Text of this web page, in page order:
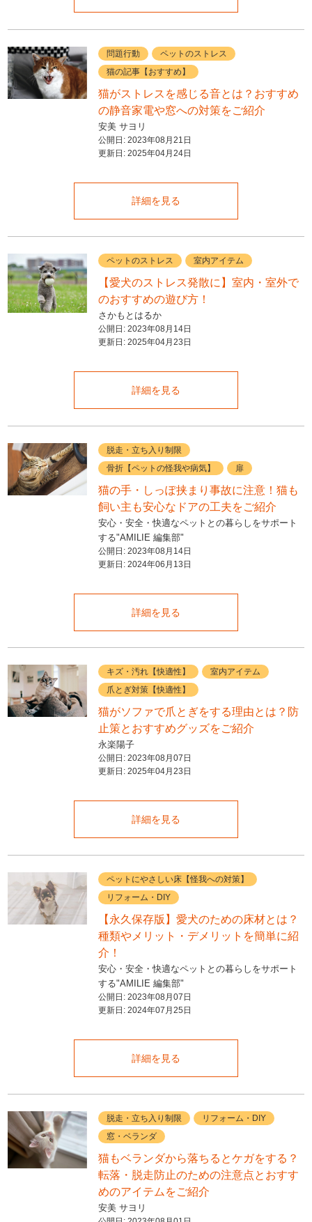
問題行動
ペットのストレス
猫の記事【おすすめ】
猫がストレスを感じる音とは？おすすめ
の静音家電や窓への対策をご紹介
安美 サヨリ
公開日: 2023年08月21日
更新日: 2025年04月24日
詳細を見る
ペットのストレス 室内アイテム
【愛犬のストレス発散に】室内・室外で
のおすすめの遊び方！
さかもとはるか
公開日: 2023年08月14日
更新日: 2025年04月23日
詳細を見る
脱走・立ち入り制限
骨折【ペットの怪我や病気】
扉
猫の手・しっぽ挟まり事故に注意！猫も
飼い主も安心なドアの工夫をご紹介
安心・安全・快適なペットとの暮らしをサポート
する"AMILIE 編集部"
公開日: 2023年08月14日
更新日: 2024年06月13日
詳細を見る
キズ・汚れ【快適性】
室内アイテム
爪とぎ対策【快適性】
猫がソファで爪とぎをする理由とは？防
止策とおすすめグッズをご紹介
永楽陽子
公開日: 2023年08月07日
更新日: 2025年04月23日
詳細を見る
ペットにやさしい床【怪我への対策】
リフォーム・DIY
【永久保存版】愛犬のための床材とは？
種類やメリット・デメリットを簡単に紹
介！
安心・安全・快適なペットとの暮らしをサポート
する"AMILIE 編集部"
公開日: 2023年08月07日
更新日: 2024年07月25日
詳細を見る
脱走・立ち入り制限
リフォーム・DIY
窓・ベランダ
猫もベランダから落ちるとケガをする？
転落・脱走防止のための注意点とおすす
めのアイテムをご紹介
安美 サヨリ